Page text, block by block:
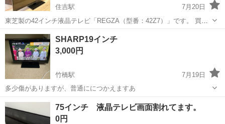
住吉駅
7月20日
東芝製の42インチ液晶テレビ「REGZA（型番：42Z7）」です。 買い
替えに伴い、必要な方にお譲りいたします。 不具合があるため、【ジ
ャンク品（故障品）】としての出品となります。 部品取りや、ご自身
で修理・メンテ...
東京 千代田区
SHARP19インチ
3,000円
竹橋駅
7月19日
多少傷がありますが、普通ににつかえますあ
東京 千代田区 テレビ
75インチ 液晶テレビ画面割れてます。
0円